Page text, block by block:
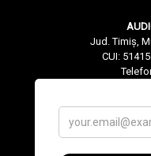
Jud. Timiș,
CUI: